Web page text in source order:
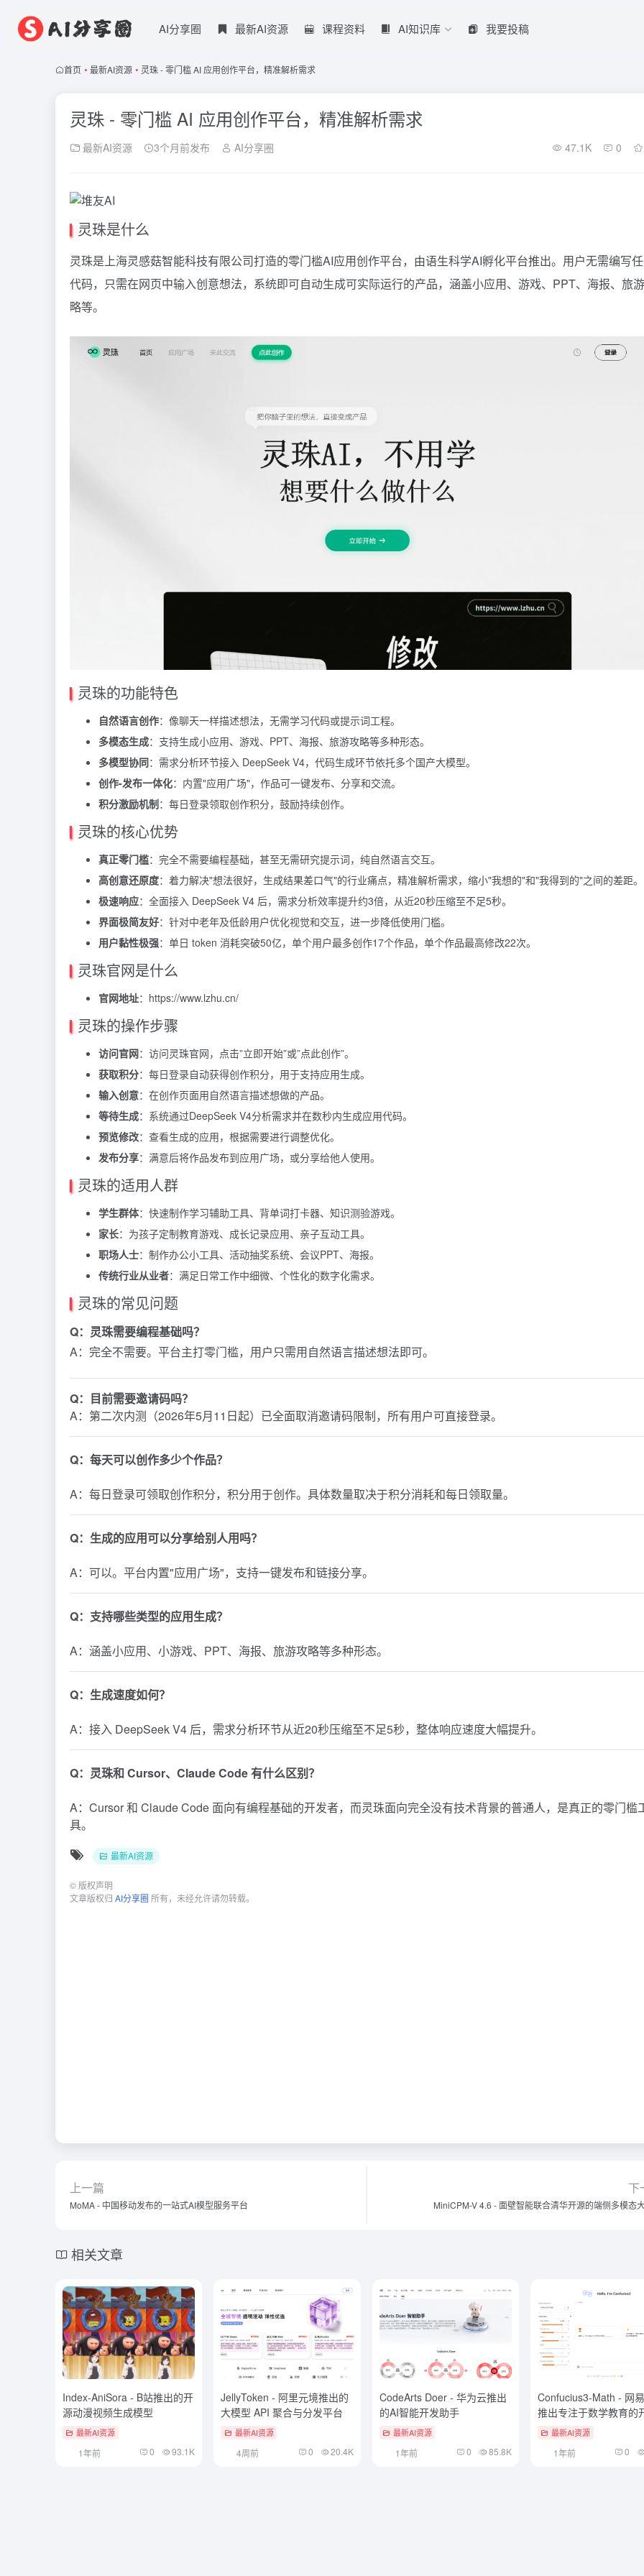
AI分享圈 最新AI资源 课程资料 AI知识库 我要投稿
首页 • 最新AI资源 • 灵珠 - 零门槛 AI 应用创作平台，精准解析需求
灵珠 - 零门槛 AI 应用创作平台，精准解析需求
最新AI资源 3个月前发布 AI分享圈 47.1K 0
灵珠是什么
灵珠是上海灵感菇智能科技有限公司打造的零门槛AI应用创作平台，由语生科学AI孵化平台推出。用户无需编写
代码，只需在网页中输入创意想法，系统即可自动生成可实际运行的产品，涵盖小应用、游戏、PPT、海报、旅
略等。
灵珠的功能特色
自然语言创作：像聊天一样描述想法，无需学习代码或提示词工程。
多模态生成：支持生成小应用、游戏、PPT、海报、旅游攻略等多种形态。
多模型协同：需求分析环节接入 DeepSeek V4，代码生成环节依托多个国产大模型。
创作-发布一体化：内置"应用广场"，作品可一键发布、分享和交流。
积分激励机制：每日登录领取创作积分，鼓励持续创作。
灵珠的核心优势
真正零门槛：完全不需要编程基础，甚至无需研究提示词，纯自然语言交互。
高创意还原度：着力解决"想法很好，生成结果差口气"的行业痛点，精准解析需求，缩小"我想的"和"我得到的"之间的差距。
极速响应：全面接入 DeepSeek V4 后，需求分析效率提升约3倍，从近20秒压缩至不足5秒。
界面极简友好：针对中老年及低龄用户优化视觉和交互，进一步降低使用门槛。
用户黏性极强：单日 token 消耗突破50亿，单个用户最多创作17个作品，单个作品最高修改22次。
灵珠官网是什么
官网地址：https://www.lzhu.cn/
灵珠的操作步骤
访问官网：访问灵珠官网，点击”立即开始”或”点此创作”。
获取积分：每日登录自动获得创作积分，用于支持应用生成。
输入创意：在创作页面用自然语言描述想做的产品。
等待生成：系统通过DeepSeek V4分析需求并在数秒内生成应用代码。
预览修改：查看生成的应用，根据需要进行调整优化。
发布分享：满意后将作品发布到应用广场，或分享给他人使用。
灵珠的适用人群
学生群体：快速制作学习辅助工具、背单词打卡器、知识测验游戏。
家长：为孩子定制教育游戏、成长记录应用、亲子互动工具。
职场人士：制作办公小工具、活动抽奖系统、会议PPT、海报。
传统行业从业者：满足日常工作中细微、个性化的数字化需求。
灵珠的常见问题
Q：灵珠需要编程基础吗？
A：完全不需要。平台主打零门槛，用户只需用自然语言描述想法即可。
Q：目前需要邀请码吗？
A：第二次内测（2026年5月11日起）已全面取消邀请码限制，所有用户可直接登录。
Q：每天可以创作多少个作品？
A：每日登录可领取创作积分，积分用于创作。具体数量取决于积分消耗和每日领取量。
Q：生成的应用可以分享给别人用吗？
A：可以。平台内置"应用广场"，支持一键发布和链接分享。
Q：支持哪些类型的应用生成？
A：涵盖小应用、小游戏、PPT、海报、旅游攻略等多种形态。
Q：生成速度如何？
A：接入 DeepSeek V4 后，需求分析环节从近20秒压缩至不足5秒，整体响应速度大幅提升。
Q：灵珠和 Cursor、Claude Code 有什么区别？
A：Cursor 和 ClaudeCode 面向有编程基础的开发者，而灵珠面向完全没有技术背景的普通人，是真正的零门槛
具。
最新AI资源
© 版权声明
文章版权归 AI分享圈 所有，未经允许请勿转载。
上一篇
MoMA - 中国移动发布的一站式AI模型服务平台
下
MiniCPM-V 4.6 - 面壁智能联合清华开源的端侧多模态
相关文章
Index-AniSora - B站推出的开
源动漫视频生成模型
最新AI资源
1年前 0 93.1K
JellyToken - 阿里元境推出的
大模型 API 聚合与分发平台
最新AI资源
4周前 0 20.4K
CodeArts Doer - 华为云推出
的AI智能开发助手
最新AI资源
1年前 0 85.8K
Confucius3-Math - 网
推出专注于数学教育的
理模型
最新AI资源
1年前 0